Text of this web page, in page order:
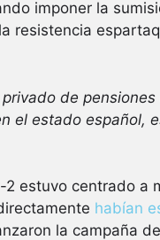
imponer la
resistencia
de pensiones
el estado español,
estuvo centrado a
habían
la campaña